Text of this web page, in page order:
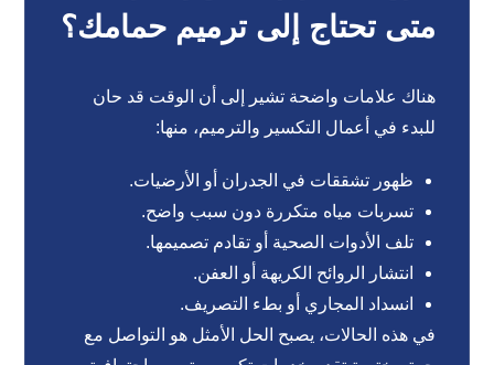
متى تحتاج إلى ترميم حمامك؟
هناك علامات واضحة تشير إلى أن الوقت قد حان
للبدء في أعمال التكسير والترميم، منها:
ظهور تشققات في الجدران أو الأرضيات.
تسربات مياه متكررة دون سبب واضح.
تلف الأدوات الصحية أو تقادم تصميمها.
انتشار الروائح الكريهة أو العفن.
انسداد المجاري أو بطء التصريف.
في هذه الحالات، يصبح الحل الأمثل هو التواصل مع